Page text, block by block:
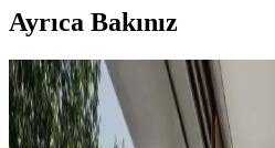
Ayrıca Bakınız
Koltuk ve Aksesuar
Dekorasyonda Görsel Denge